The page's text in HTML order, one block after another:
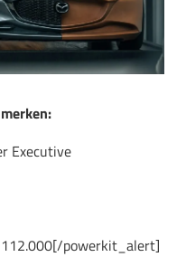
Executive
powerkit_alert]